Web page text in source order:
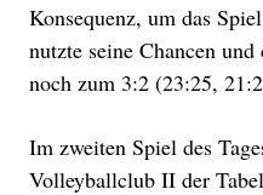
Konsequenz, um das
nutzte seine Chancen
noch zum 3:2 (23:25,
Im zweiten Spiel des
Volleyballclub II der